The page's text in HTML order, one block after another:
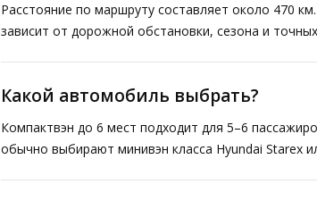
Расстояние по маршруту составляет около 470
зависит от дорожной обстановки, сезона и
Какой автомобиль выбрать?
Компактвэн до 6 мест подходит для 5–6
обычно выбирают минивэн класса Hyundai Starex